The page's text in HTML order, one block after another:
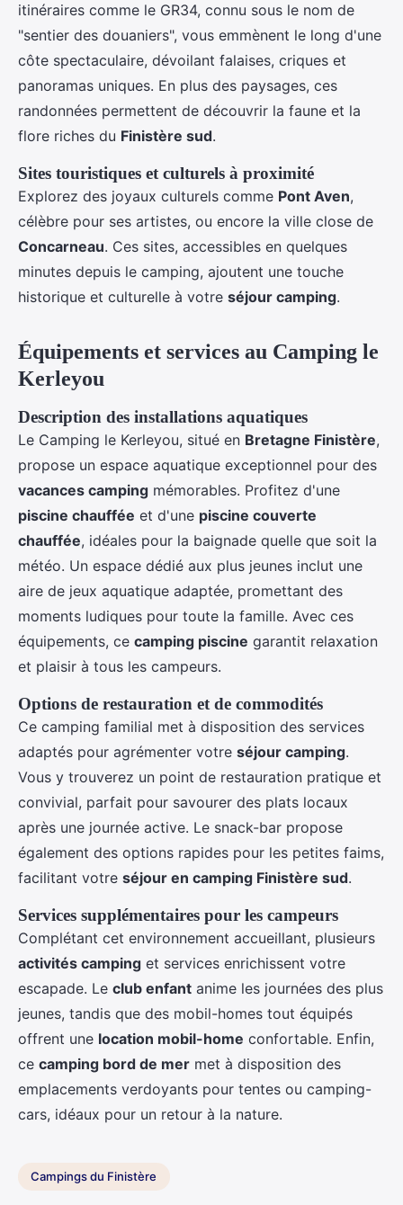
itinéraires comme le GR34, connu sous le nom de
"sentier des douaniers", vous emmènent le long d'une
côte spectaculaire, dévoilant falaises, criques et
panoramas uniques. En plus des paysages, ces
randonnées permettent de découvrir la faune et la
flore riches du Finistère sud.
Sites touristiques et culturels à proximité
Explorez des joyaux culturels comme Pont Aven,
célèbre pour ses artistes, ou encore la ville close de
Concarneau. Ces sites, accessibles en quelques
minutes depuis le camping, ajoutent une touche
historique et culturelle à votre séjour camping.
Équipements et services au Camping le
Kerleyou
Description des installations aquatiques
Le Camping le Kerleyou, situé en Bretagne Finistère,
propose un espace aquatique exceptionnel pour des
vacances camping mémorables. Profitez d'une
piscine chauffée et d'une piscine couverte
chauffée, idéales pour la baignade quelle que soit la
météo. Un espace dédié aux plus jeunes inclut une
aire de jeux aquatique adaptée, promettant des
moments ludiques pour toute la famille. Avec ces
équipements, ce camping piscine garantit relaxation
et plaisir à tous les campeurs.
Options de restauration et de commodités
Ce camping familial met à disposition des services
adaptés pour agrémenter votre séjour camping.
Vous y trouverez un point de restauration pratique et
convivial, parfait pour savourer des plats locaux
après une journée active. Le snack-bar propose
également des options rapides pour les petites faims,
facilitant votre séjour en camping Finistère sud.
Services supplémentaires pour les campeurs
Complétant cet environnement accueillant, plusieurs
activités camping et services enrichissent votre
escapade. Le club enfant anime les journées des plus
jeunes, tandis que des mobil-homes tout équipés
offrent une location mobil-home confortable. Enfin,
ce camping bord de mer met à disposition des
emplacements verdoyants pour tentes ou camping-
cars, idéaux pour un retour à la nature.
Campings du Finistère